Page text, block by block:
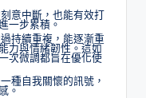
意中斷，也能有效打
一步累積。
持續重複，能逐漸重
力與情緒韌性。這如
次微調都旨在優化使
種自我關懷的訊號，
。